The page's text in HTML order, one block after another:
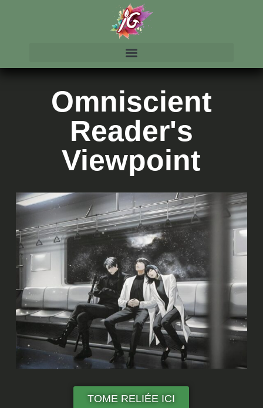
Omniscient
Reader's
Viewpoint
TOME RELIÉE ICI